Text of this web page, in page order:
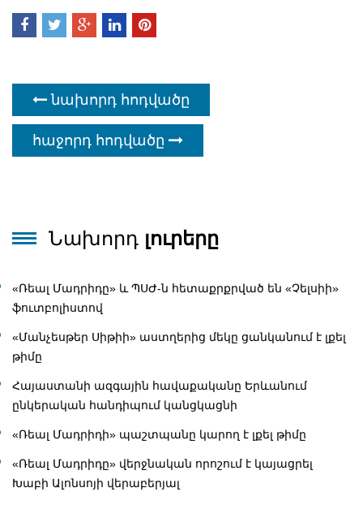
նախորդ հոդվածը
հաջորդ հոդվածը
Նախորդ լուրերը
«Ռեալ Մադրիդը» և ՊՍԺ-ն հետաքրքրված են «Չելսիի»
ֆուտբոլիստով
«Մանչեսթեր Սիթիի» աստղերից մեկը ցանկանում է լքել
թիմը
Հայաստանի ազգային հավաքականը Երևանում
ընկերական հանդիպում կանցկացնի
«Ռեալ Մադրիդի» պաշտպանը կարող է լքել թիմը
«Ռեալ Մադրիդը» վերջնական որոշում է կայացրել
Խաբի Ալոնսոյի վերաբերյալ